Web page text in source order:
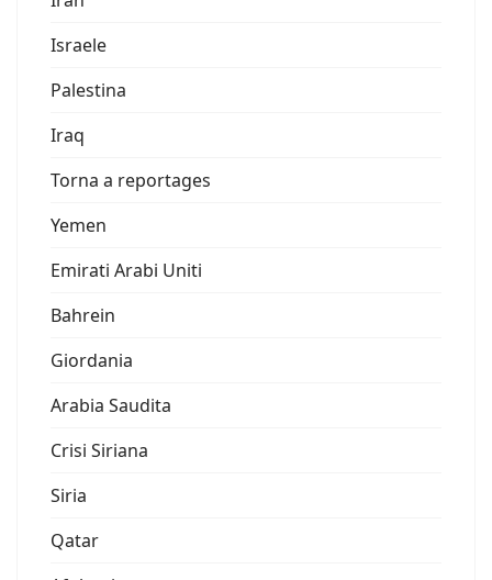
Israele
Palestina
Iraq
Torna a reportages
Yemen
Emirati Arabi Uniti
Bahrein
Giordania
Arabia Saudita
Crisi Siriana
Siria
Qatar